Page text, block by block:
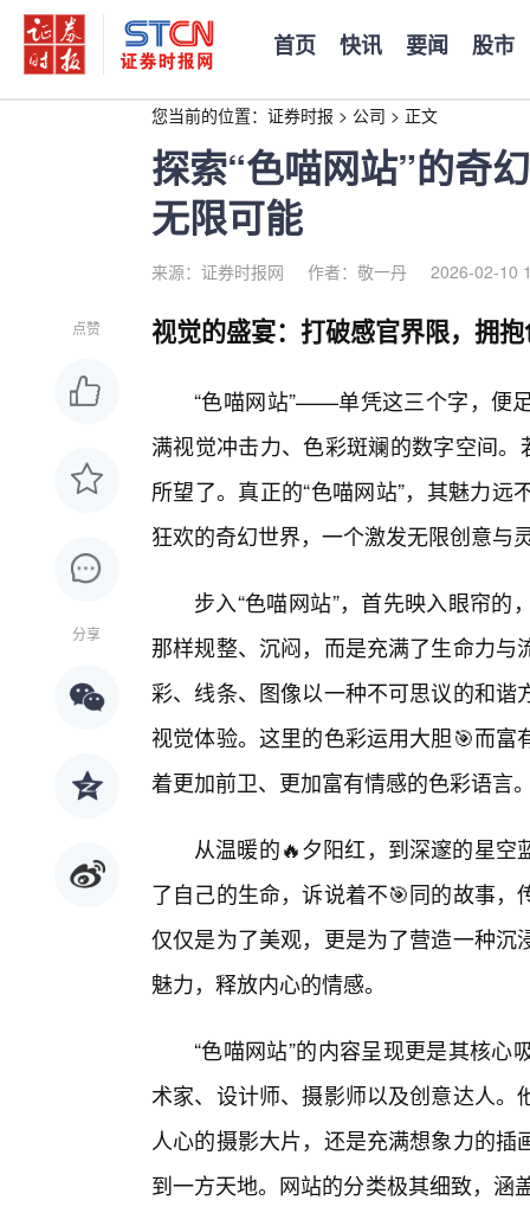
首页 快讯 要闻 股市
您当前的位置： 证券时报 > 公司 > 正文
探索“色喵网站”的奇
无限可能
来源：证券时报网 作者：敬一丹 2026-02-10
点赞
分享
视觉的盛宴：打破感官界限，拥
“色喵网站”——单凭这三个字，便
满视觉冲击力、色彩斑斓的数字空间
所望了。真正的“色喵网站”，其魅力
狂欢的奇幻世界，一个激发无限创意与
步入“色喵网站”，首先映入眼帘
那样规整、沉闷，而是充满了生命力
彩、线条、图像以一种不可思议的和
视觉体验。这里的色彩运用大胆🎯而
着更加前卫、更加富有情感的色彩语言
从温暖的🔥夕阳红，到深邃的星
了自己的生命，诉说着不🎯同的故事
仅仅是为了美观，更是为了营造一种
魅力，释放内心的情感。
“色喵网站”的内容呈现更是其核
术家、设计师、摄影师以及创意达人
人心的摄影大片，还是充满想象力的
到一方天地。网站的分类极其细致，涵